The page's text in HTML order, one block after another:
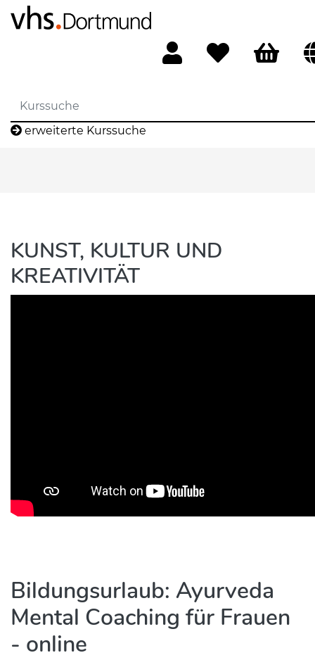
erweiterte Kurssuche
KUNST, KULTUR UND
KREATIVITÄT
Bildungsurlaub: Ayurveda
Mental Coaching für Frauen
- online